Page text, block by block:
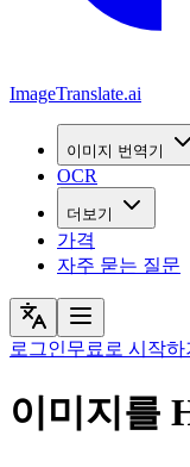
ImageTranslate.ai
이미지 번역기
OCR
더보기
가격
자주 묻는 질문
로그인무료로 시작하
이미지를